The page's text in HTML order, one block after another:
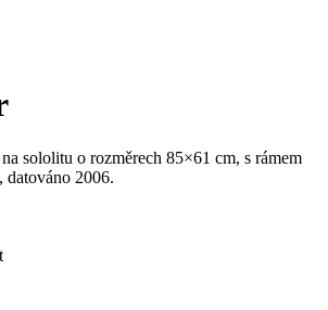
sololitu o rozměrech 85×61 cm, s rámem
datováno 2006.